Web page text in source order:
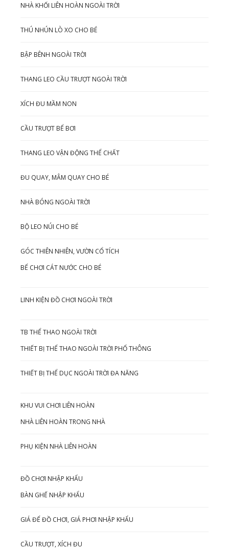
NHÀ KHỐI LIÊN HOÀN NGOÀI TRỜI
THÚ NHÚN LÒ XO CHO BÉ
BẬP BÊNH NGOÀI TRỜI
THANG LEO CẦU TRƯỢT NGOÀI TRỜI
XÍCH ĐU MẦM NON
CẦU TRƯỢT BỂ BƠI
THANG LEO VẬN ĐỘNG THỂ CHẤT
ĐU QUAY, MÂM QUAY CHO BÉ
NHÀ BÓNG NGOÀI TRỜI
BỘ LEO NÚI CHO BÉ
GÓC THIÊN NHIÊN, VƯỜN CỔ TÍCH
BỂ CHƠI CÁT NƯỚC CHO BÉ
LINH KIỆN ĐỒ CHƠI NGOÀI TRỜI
TB THỂ THAO NGOÀI TRỜI
THIẾT BỊ THỂ THAO NGOÀI TRỜI PHỔ THÔNG
THIẾT BỊ THỂ DỤC NGOÀI TRỜI ĐA NĂNG
KHU VUI CHƠI LIÊN HOÀN
NHÀ LIÊN HOÀN TRONG NHÀ
PHỤ KIỆN NHÀ LIÊN HOÀN
ĐỒ CHƠI NHẬP KHẨU
BÀN GHẾ NHẬP KHẨU
GIÁ ĐỂ ĐỒ CHƠI, GIÁ PHƠI NHẬP KHẨU
CẦU TRƯỢT, XÍCH ĐU